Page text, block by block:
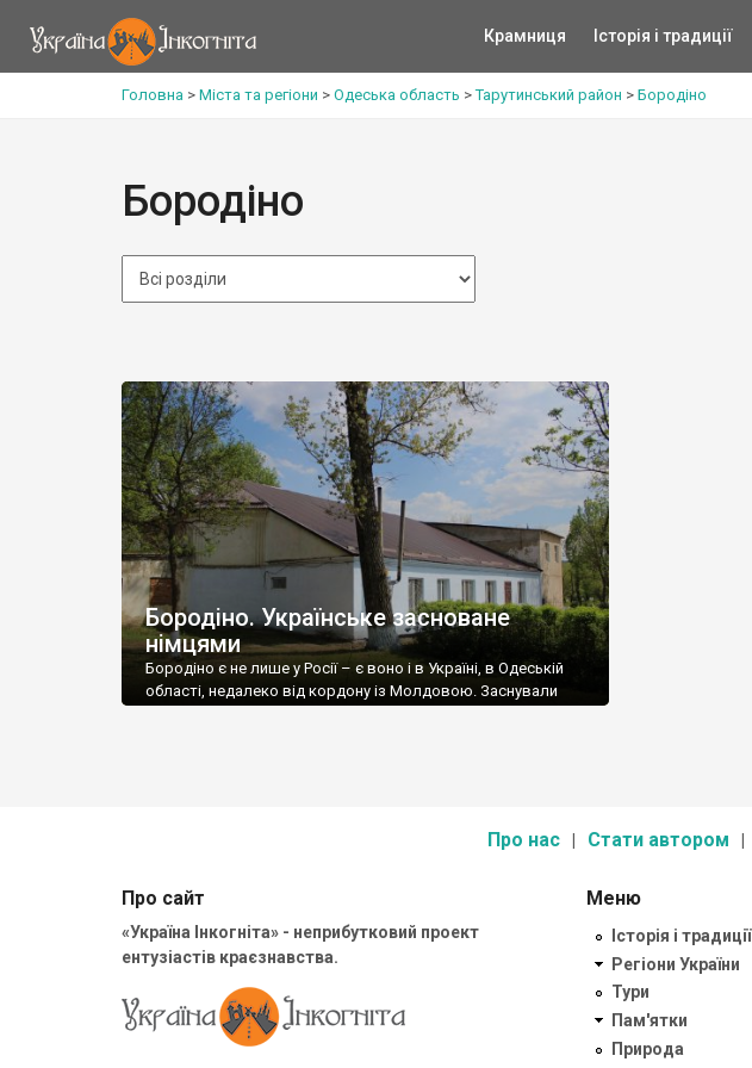
Крамниця Історія і традиції
Головна > Міста та регіони > Одеська область >Тарутинський район > Бородіно
Бородіно
Бородіно. Українське засноване
німцями
Бородіно є не лише у Росії – є воно і в Україні, в Одеській
області, недалеко від кордону із Молдовою. Заснували
Про нас Стати автором
Про сайт
«Україна Інкогніта» - неприбутковий проект
ентузіастів краєзнавства.
Меню
Історія і традиції
Регіони України
Тури
Пам'ятки
Природа